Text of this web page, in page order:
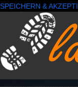
SPEICHERN &